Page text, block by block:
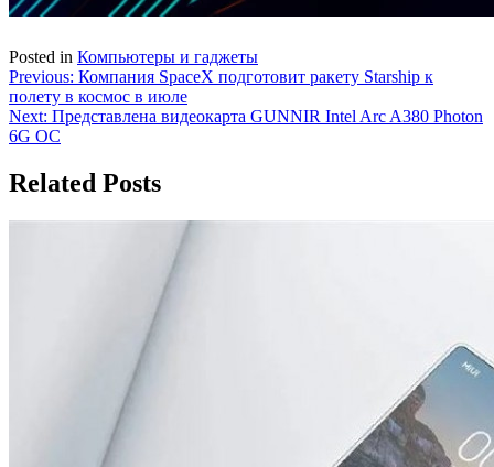
Posted in Компьютеры и гаджеты
Навигация
по
записям
Previous: Компания SpaceX подготовит ракету Starship к
полету в космос в июле
Next: Представлена видеокарта GUNNIR Intel Arc A380 Photon
6G OC
Related Posts